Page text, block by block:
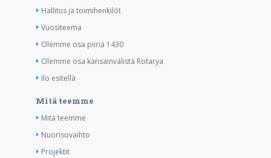
Hallitus ja toimihenkilöt
Vuositeema
Olemme osa piiriä 1430
Olemme osa kansainvälistä Rotarya
Ilo esitellä
Mitä teemme
Mitä teemme
Nuorisovaihto
Projektit